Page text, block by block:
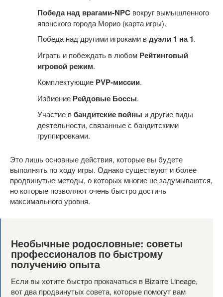
Победа над врагами-NPC вокруг вымышленного
японского города Морио (карта игры).
Победа над другими игроками вдуэли 1 на 1.
Играть и побеждать в любом Рейтинговый
игровой режим.
Комплектующие PVP-миссии.
Избиение Рейдовые Боссы.
Участие вбандитские войны и другие виды
деятельности, связанные с бандитскими
группировками.
Это лишь основные действия, которые вы будете
выполнять по ходу игры. Однако существуют и более
продвинутые методы, о которых многие не задумываются,
но которые позволяют очень быстро достичь
максимального уровня.
Необычные родословные: советы
профессионалов по быстрому
получению опыта
Если вы хотите быстро прокачаться в Bizarre Lineage,
вот два продвинутых совета, которые помогут вам